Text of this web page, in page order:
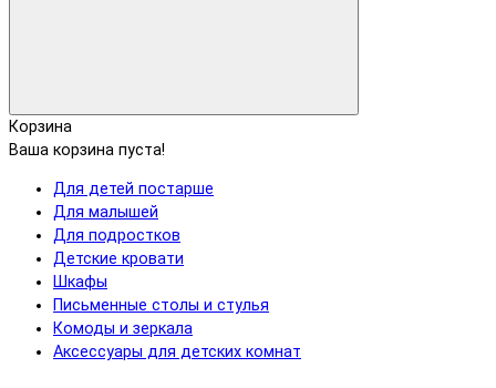
Корзина
Ваша корзина пуста!
Для детей постарше
Для малышей
Для подростков
Детские кровати
Шкафы
Письменные столы и стулья
Комоды и зеркала
Аксессуары для детских комнат